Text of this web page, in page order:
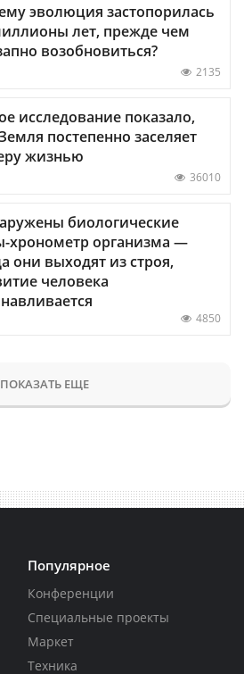
эволюция застопорилась
лет, прежде чем
возобновиться?
2135
исследование показало,
постепенно заселяет
жизнью
36010
биологические
хронометр организма —
они выходят из строя,
человека
4850
ПОКАЗАТЬ ЕЩЕ
Популярное
Конференции
Специальные проекты
Маркет
Техника